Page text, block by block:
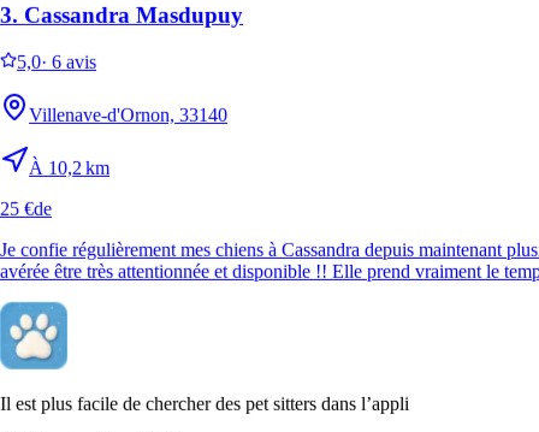
À 1,6 km
de
Garance est géniale avec les animaux, vraiment très douce et
affectueuse.
3. Cassandra Masdupuy
5,0· 6 avis
Villenave-d'Ornon, 33140
À 10,2 km
25 €de
Je confie régulièrement mes chiens à Cassandra depuis maintenant
avérée être très attentionnée et disponible !! Elle prend vraiment le
Il est plus facile de chercher des pet sitters dans l’appli